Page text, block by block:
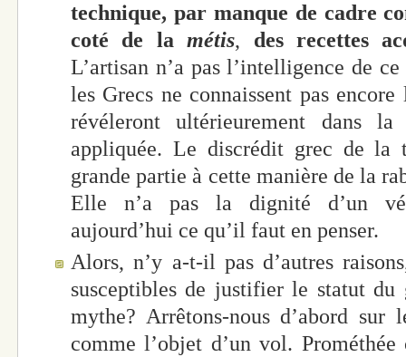
technique, par manque de cadre
coté de lamétis, des recettes
L’artisan n’a pas l’intelligence de
les Grecs ne connaissent pas
révéleront ultérieurement dans la
appliquée. Le discrédit grec de la
grande partie à cette manière de la
Elle n’a pas la dignité d’un
aujourd’hui ce qu’il faut en penser.
Alors, n’y a-t-il pas d’autres
susceptibles de justifier le statut du
mythe? Arrêtons-nous d’abord sur
comme l’objet d’un vol.